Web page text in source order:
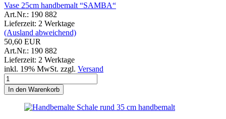
Vase 25cm handbemalt “SAMBA“
Art.Nr.: 190 882
Lieferzeit: 2 Werktage
(Ausland abweichend)
50,60 EUR
Art.Nr.: 190 882
Lieferzeit: 2 Werktage
inkl. 19% MwSt. zzgl. Versand
In den Warenkorb